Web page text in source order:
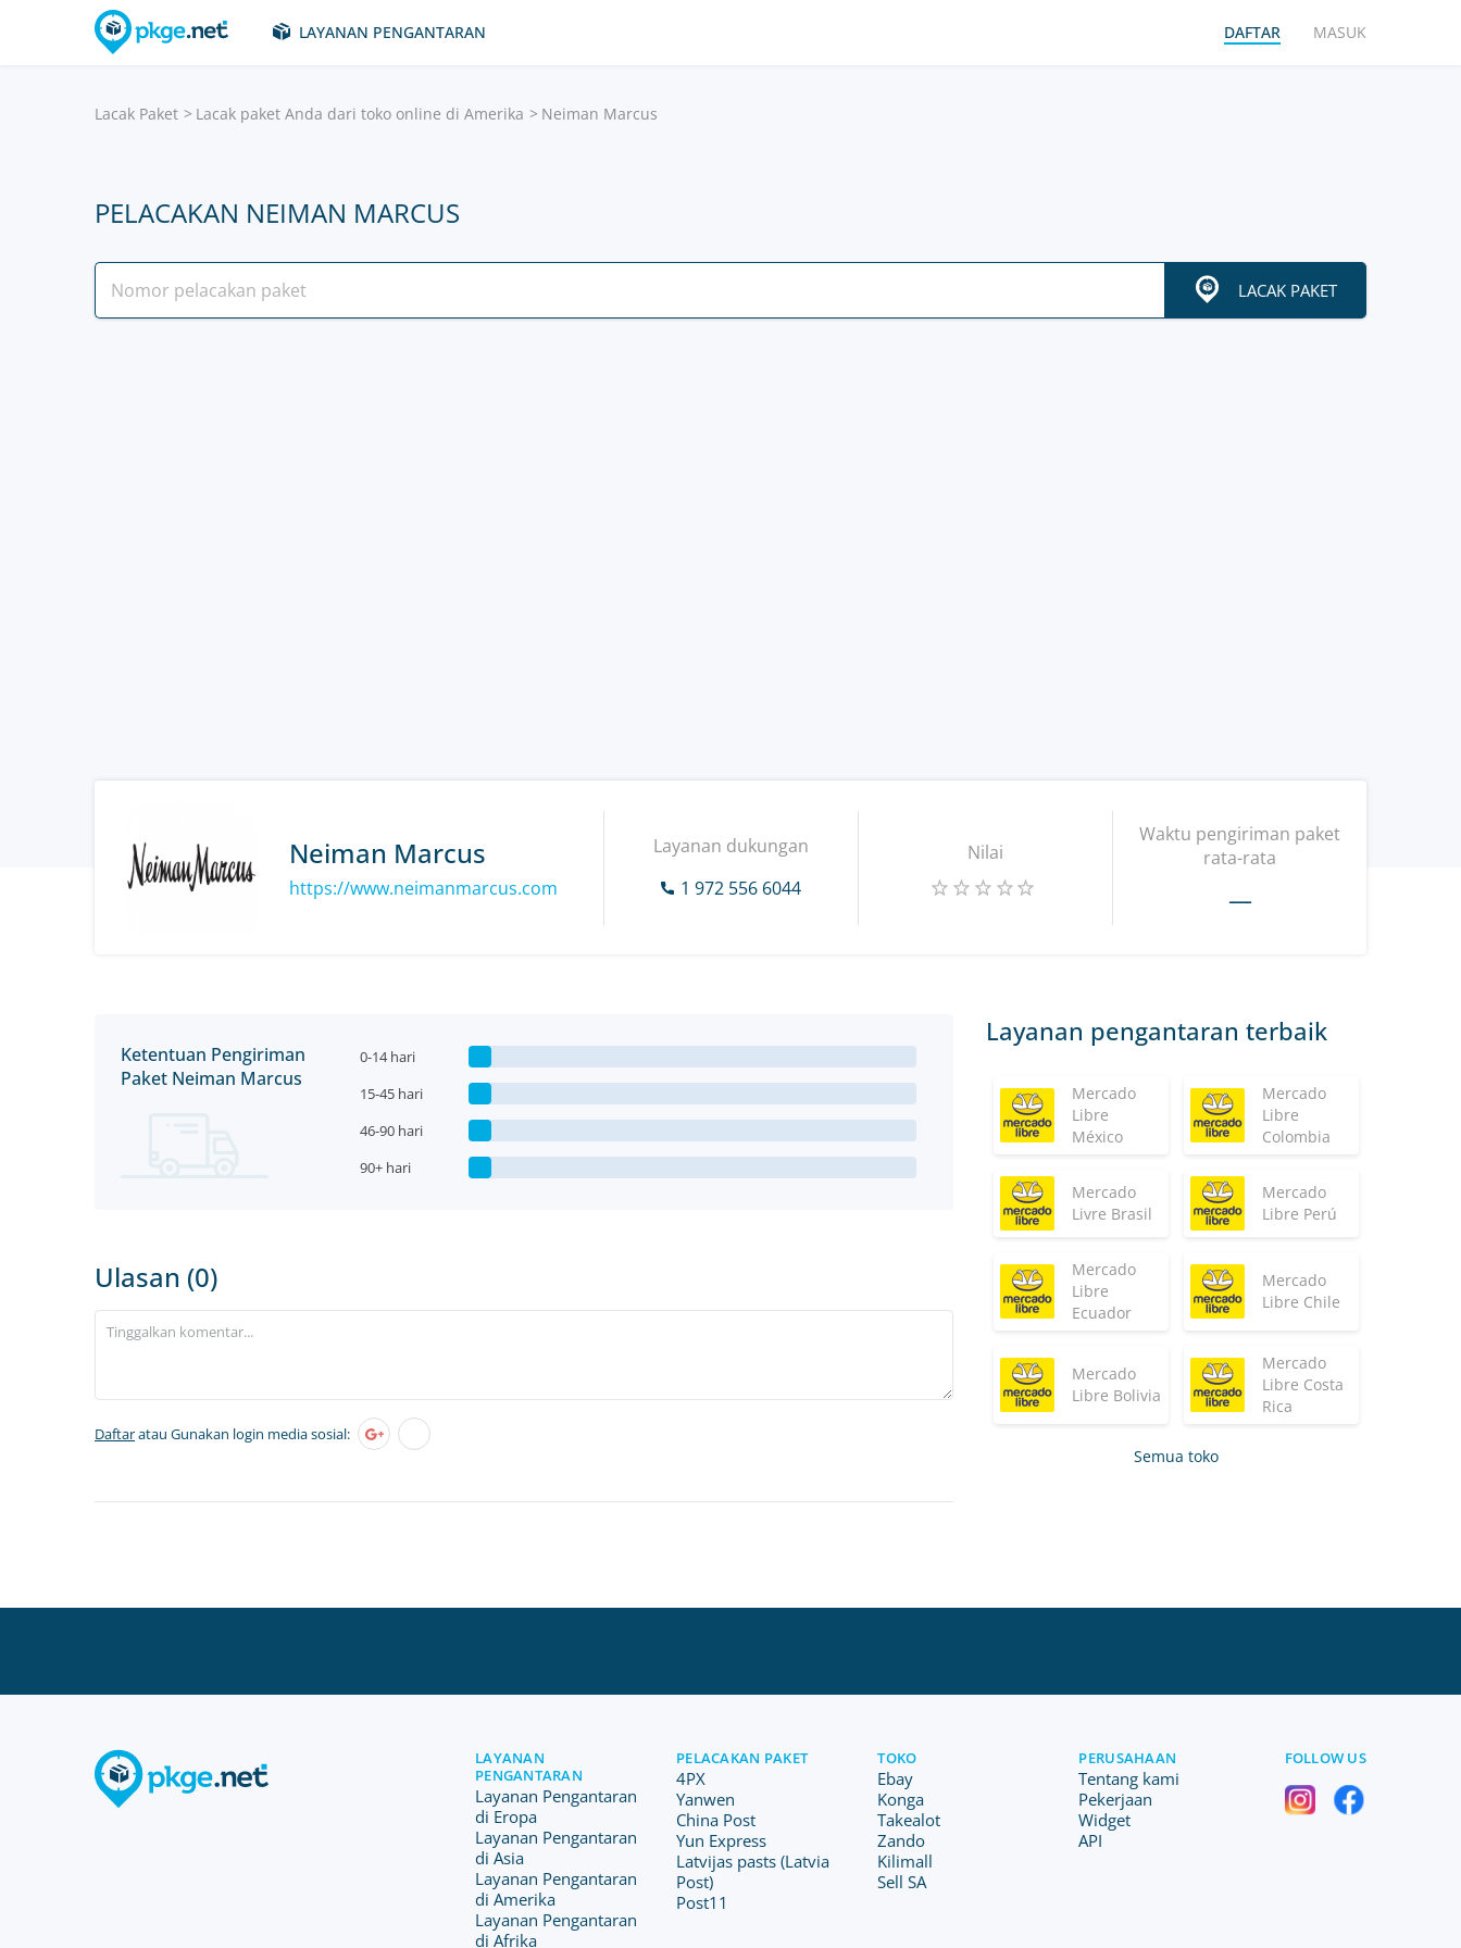
LAYANAN PENGANTARAN DAFTAR MASUK
Lacak Paket Lacak paket Anda dari toko online di Amerika Neiman Marcus
PELACAKAN NEIMAN MARCUS
LACAK PAKET
Neiman Marcus
https://www.neimanmarcus.com
Layanan dukungan
1 972 556 6044
Nilai
Waktu pengiriman paket
rata-rata
—
Ketentuan Pengiriman
Paket Neiman Marcus
0-14 hari
15-45 hari
46-90 hari
90+ hari
Ulasan (0)
Daftaratau Gunakan login media sosial:
Layanan pengantaran terbaik
Mercado
Libre
México
Mercado
Libre
Colombia
Mercado
Livre Brasil
Mercado
Libre Perú
Mercado
Libre
Ecuador
Mercado
Libre Chile
Mercado
Libre Bolivia
Mercado
Libre Costa
Rica
Semua toko
LAYANAN
PENGANTARAN
Layanan Pengantaran
di Eropa
Layanan Pengantaran
di Asia
Layanan Pengantaran
di Amerika
Layanan Pengantaran
di Afrika
PELACAKAN PAKET
4PX
Yanwen
China Post
Yun Express
Latvijas pasts (Latvia
Post)
Post11
TOKO
Ebay
Konga
Takealot
Zando
Kilimall
Sell SA
PERUSAHAAN
Tentang kami
Pekerjaan
Widget
API
FOLLOW US